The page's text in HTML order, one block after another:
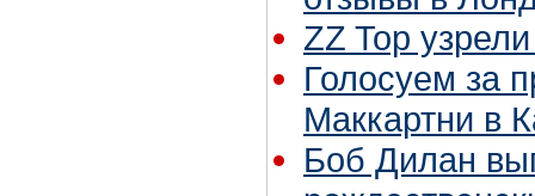
ZZ Top
Голосуем за
Маккартни в
Боб Дилан